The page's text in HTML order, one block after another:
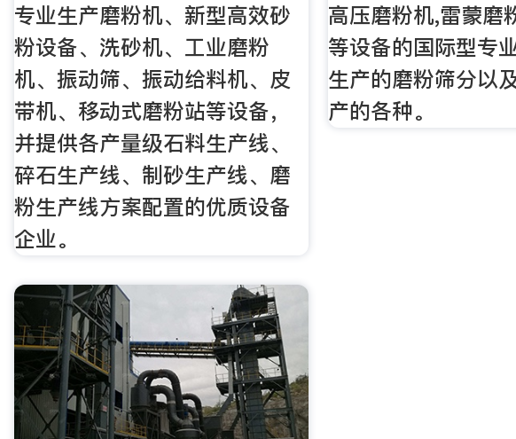
专业生产磨粉机、新型高效砂
粉设备、洗砂机、工业磨粉
机、振动筛、振动给料机、皮
带机、移动式磨粉站等设备，
并提供各产量级石料生产线、
碎石生产线、制砂生产线、磨
粉生产线方案配置的优质设备
企业。
高压磨粉机,雷蒙磨
等设备的国际型专
生产的磨粉筛分以
产的各种。